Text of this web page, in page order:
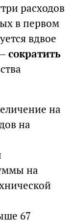
расходов
в первом
вдвое
сократить
на
на
на
67